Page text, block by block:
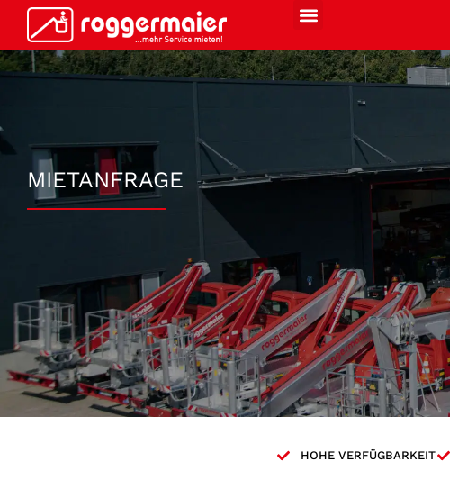
MIETANFRAGE
HOHE VERFÜGBARKEIT